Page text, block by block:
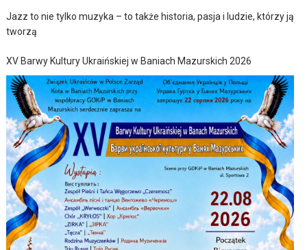
Jazz to nie tylko muzyka – to także historia, pasja i ludzie, którzy ją
tworzą
XV Barwy Kultury Ukraińskiej w Baniach Mazurskich 2026